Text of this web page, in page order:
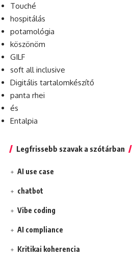
Touché
hospitálás
potamológia
köszönöm
GILF
soft all inclusive
Digitális tartalomkészítő
panta rhei
és
Entalpia
Legfrissebb szavak a szótárban
AI use case
chatbot
Vibe coding
AI compliance
Kritikai koherencia